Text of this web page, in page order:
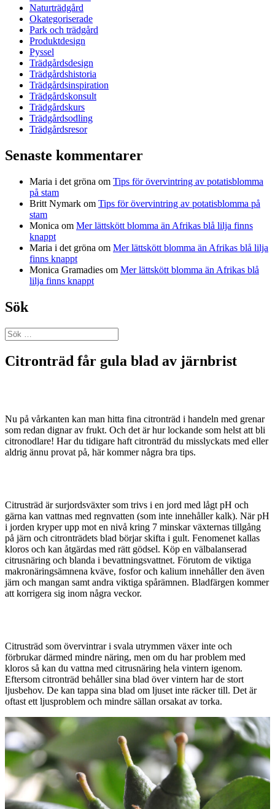
Naturträdgård
Okategoriserade
Park och trädgård
Produktdesign
Pyssel
Trädgårdsdesign
Trädgårdshistoria
Trädgårdsinspiration
Trädgårdskonsult
Trädgårdskurs
Trädgårdsodling
Trädgårdsresor
Senaste kommentarer
Maria i det gröna om Tips för övervintring av potatisblomma
på stam
Britt Nymark om Tips för övervintring av potatisblomma på
stam
Monica om Mer lättskött blomma än Afrikas blå lilja finns
knappt
Maria i det gröna om Mer lättskött blomma än Afrikas blå lilja
finns knappt
Monica Gramadies om Mer lättskött blomma än Afrikas blå
lilja finns knappt
Sök
Sök
efter:
Citronträd får gula blad av järnbrist
Nu på vårkanten kan man hitta fina citronträd i handeln med grenar
som redan dignar av frukt. Och det är hur lockande som helst att bli
citronodlare! Har du tidigare haft citronträd du misslyckats med eller
aldrig ännu provat på, här kommer några bra tips.
Citrusträd är surjordsväxter som trivs i en jord med lågt pH och
gärna kan vattnas med regnvatten (som inte innehåller kalk). När pH
i jorden kryper upp mot en nivå kring 7 minskar växternas tillgång
på järn och citronträdets blad börjar skifta i gult. Fenomenet kallas
kloros och kan åtgärdas med rätt gödsel. Köp en välbalanserad
citrusnäring och blanda i bevattningsvattnet. Förutom de viktiga
makronäringsämnena kväve, fosfor och kalium innehåller den även
järn och mangan samt andra viktiga spårämnen. Bladfärgen kommer
att korrigera sig inom några veckor.
Citrusträd som övervintrar i svala utrymmen växer inte och
förbrukar därmed mindre näring, men om du har problem med
kloros så kan du vattna med citrusnäring hela vintern igenom.
Eftersom citronträd behåller sina blad över vintern har de stort
ljusbehov. De kan tappa sina blad om ljuset inte räcker till. Det är
oftast ett ljusproblem och mindre sällan orsakat av torka.